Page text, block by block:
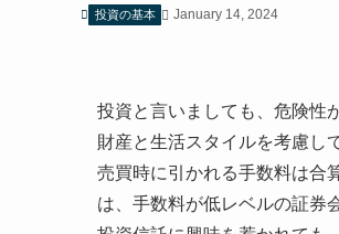
投資の基本 January 14, 2024
投資と言いましても、危険性
財産と生活スタイルを考慮し
売買時に引かれる手数料は合
は、手数料が低レベルの証券